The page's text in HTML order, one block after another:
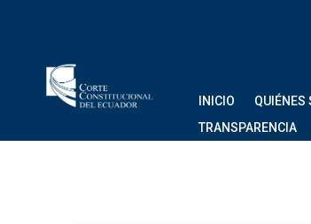
INICIO QUIÉNES
TRANSPARENCIA